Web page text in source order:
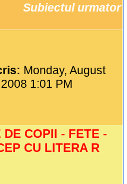
Subiectul urmator
Monday, August
1:01 PM
DE COPII - FETE -
CU LITERA R